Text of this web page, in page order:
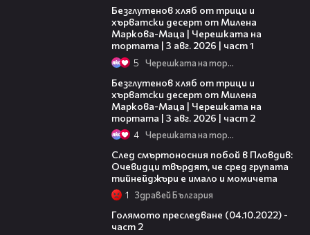
Безглутенов хляб от трици и
хърватски десерт от Милена
Маркова-Маца | Черешката на
тортата | 3 авг. 2026 | част 1
5 Черешката на тортата
Безглутенов хляб от трици и
хърватски десерт от Милена
Маркова-Маца | Черешката на
тортата | 3 авг. 2026 | част 2
4 Черешката на тортата
След смъртоносния побой в Пловдив:
Очевидци твърдят, че сред групата
тийнейджъри е имало и момичета
1 Здравей България
Голямото преследване (04.10.2022) -
част 2